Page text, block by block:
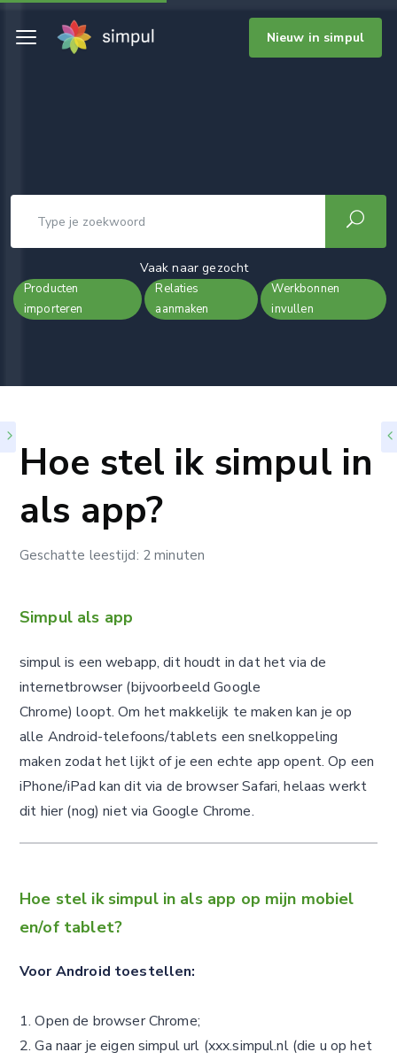
Nieuw in simpul
Vaak naar gezocht
Producten
importeren
Relaties
aanmaken
Werkbonnen
invullen
Hoe stel ik simpul in
als app?
Geschatte leestijd: 2 minuten
Simpul als app
simpul is een webapp, dit houdt in dat het via de
internetbrowser (bijvoorbeeld Google
Chrome) loopt. Om het makkelijk te maken kan je op
alle Android-telefoons/tablets een snelkoppeling
maken zodat het lijkt of je een echte app opent. Op een
iPhone/iPad kan dit via de browser Safari, helaas werkt
dit hier (nog) niet via Google Chrome.
Hoe stel ik simpul in als app op mijn mobiel
en/of tablet?
Voor Android toestellen:
1. Open de browser Chrome;
2. Ga naar je eigen simpul url (xxx.simpul.nl (die u op het